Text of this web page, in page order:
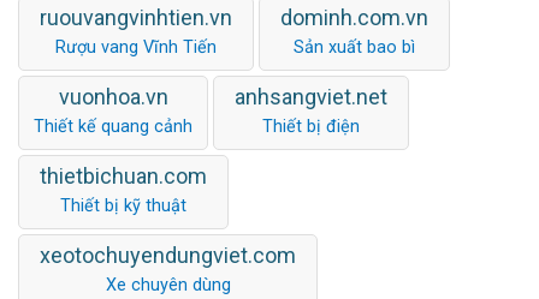
ruouvangvinhtien.vn
Rượu vang Vĩnh Tiến
dominh.com.vn
Sản xuất bao bì
vuonhoa.vn
Thiết kế quang cảnh
anhsangviet.net
Thiết bị điện
thietbichuan.com
Thiết bị kỹ thuật
xeotochuyendungviet.com
Xe chuyên dùng